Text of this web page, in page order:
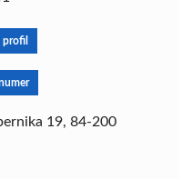
profil
19, 84-200